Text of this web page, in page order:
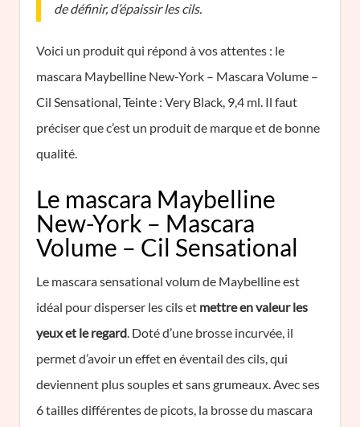
de définir, d’épaissir les cils.
Voici un produit qui répond à vos attentes : le
mascara Maybelline New-York – Mascara Volume –
Cil Sensational, Teinte : Very Black, 9,4 ml. Il faut
préciser que c’est un produit de marque et de bonne
qualité.
Le mascara Maybelline
New-York – Mascara
Volume – Cil Sensational
Le mascara sensational volum de Maybelline est
idéal pour disperser les cils et mettre en valeur les
yeux et le regard. Doté d’une brosse incurvée, il
permet d’avoir un effet en éventail des cils, qui
deviennent plus souples et sans grumeaux. Avec ses
6 tailles différentes de picots, la brosse du mascara